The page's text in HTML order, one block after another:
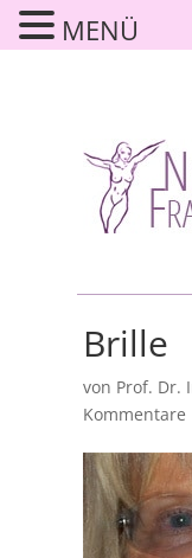
Brille
von Prof. Dr.
Kommentare
MENÜ